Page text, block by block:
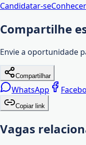
Candidatar-se
Compartilhe
Envie a oportunidade
Compartilhar
WhatsApp
Copiar link
Vagas